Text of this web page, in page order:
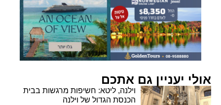
אולי יעניין גם אתכם
וילנה, ליטא: חשיפות מרגשות בבית
הכנסת הגדול של וילנה